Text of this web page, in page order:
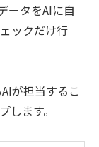
ータをAIに自
ックだけ行
が担当するこ
します。